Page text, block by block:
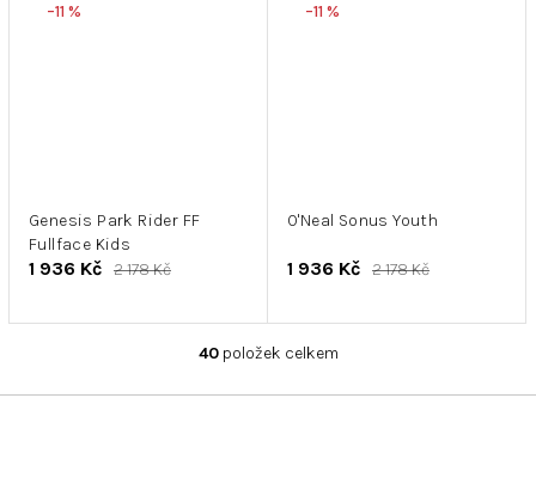
–11 %
Genesis Park Rider FF
Fullface Kids
1 936 Kč 2 178 Kč
–11 %
O'Neal Sonus Youth
1 936 Kč 2 178 Kč
O
40položek celkem